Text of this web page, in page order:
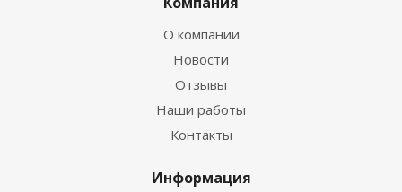
О компании
Новости
Отзывы
Наши работы
Контакты
Информация